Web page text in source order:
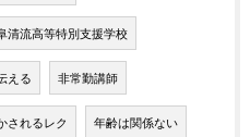
清流高等特別支援学校
える 非常勤講師
されるレク 年齢は関係ない